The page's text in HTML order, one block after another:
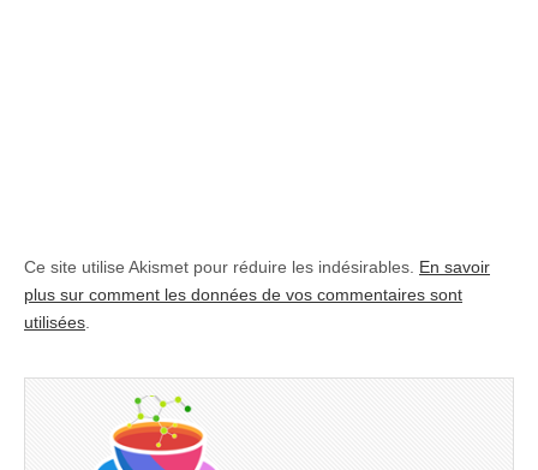
Ce site utilise Akismet pour réduire les indésirables. En savoir
plus sur comment les données de vos commentaires sont
utilisées.